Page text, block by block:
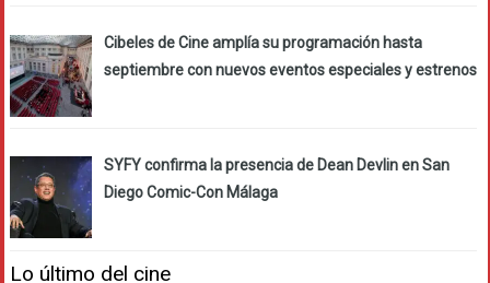
Cibeles de Cine amplía su programación hasta
septiembre con nuevos eventos especiales y estrenos
SYFY confirma la presencia de Dean Devlin en San
Diego Comic-Con Málaga
Lo último del cine